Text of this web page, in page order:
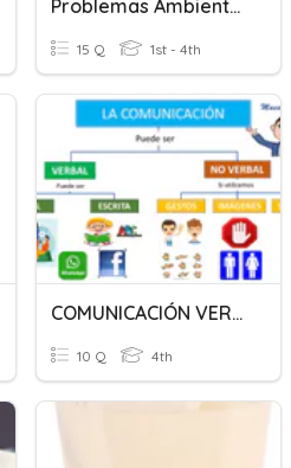
Problemas Ambientales: Causas, Consecuencias Y Soluciones.
15 Q 1st - 4th
COMUNICACIÓN VERBAL Y NO VERBAL
10 Q 4th